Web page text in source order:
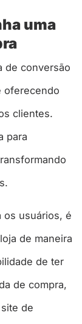
uma
de conversão
oferecendo
clientes.
para
os usuários, é
de maneira
de ter
de compra,
de